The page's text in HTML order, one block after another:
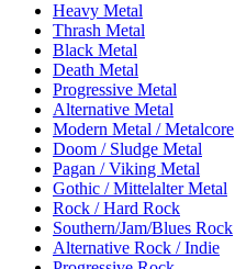
Heavy Metal
Thrash Metal
Black Metal
Death Metal
Progressive Metal
Alternative Metal
Modern Metal / Metalcore
Doom / Sludge Metal
Pagan / Viking Metal
Gothic / Mittelalter Metal
Rock / Hard Rock
Southern/Jam/Blues Rock
Alternative Rock / Indie